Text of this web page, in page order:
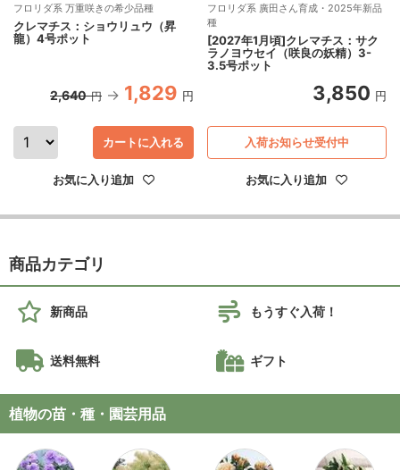
フロリダ系 万重咲きの希少品種
クレマチス：ショウリュウ（昇
龍）4号ポット
2,640 円 1,829 円
カートに入れる
お気に入り追加
フロリダ系 廣田さん育成・2025年新品
種
[2027年1月頃]クレマチス：サク
ラノヨウセイ（咲良の妖精）3-
3.5号ポット
3,850 円
お気に入り追加
入荷お知らせ受付中
商品カテゴリ
新商品 もうすぐ入荷！
送料無料 ギフト
植物の苗・種・園芸用品